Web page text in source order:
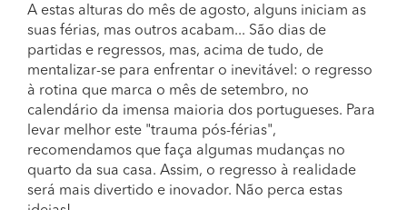
A estas alturas do mês de agosto, alguns iniciam as
suas férias, mas outros acabam... São dias de
partidas e regressos, mas, acima de tudo, de
mentalizar-se para enfrentar o inevitável: o regresso
à rotina que marca o mês de setembro, no
calendário da imensa maioria dos portugueses. Para
levar melhor este "trauma pós-férias",
recomendamos que faça algumas mudanças no
quarto da sua casa. Assim, o regresso à realidade
será mais divertido e inovador. Não perca estas